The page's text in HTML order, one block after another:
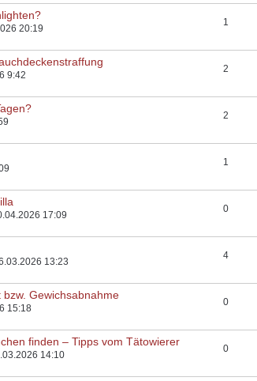
20:19
1
9:42
2
2
1
17:09
0
13:23
4
Gewichsabnahme
15:18
0
finden – Tipps vom Tätowierer
14:10
0